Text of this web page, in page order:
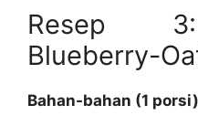
Resep
Blueberry-
Bahan-bahan (1